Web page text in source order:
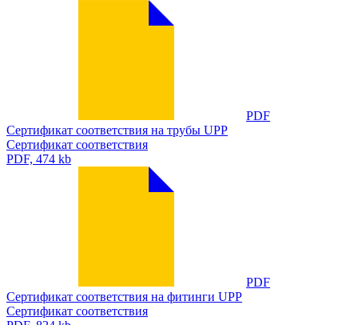
PDF
Сертификат соответствия на трубы UPP
Сертификат соответствия
PDF, 474 kb
PDF
Сертификат соответствия на фитинги UPP
Сертификат соответствия